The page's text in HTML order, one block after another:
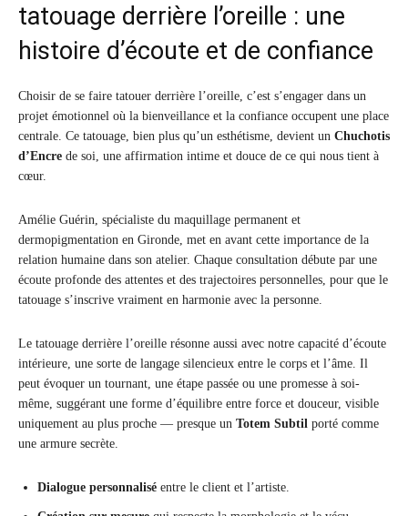
tatouage derrière l’oreille : une
histoire d’écoute et de confiance
Choisir de se faire tatouer derrière l’oreille, c’est s’engager dans un
projet émotionnel où la bienveillance et la confiance occupent une place
centrale. Ce tatouage, bien plus qu’un esthétisme, devient un Chuchotis
d’Encre de soi, une affirmation intime et douce de ce qui nous tient à
cœur.
Amélie Guérin, spécialiste du maquillage permanent et
dermopigmentation en Gironde, met en avant cette importance de la
relation humaine dans son atelier. Chaque consultation débute par une
écoute profonde des attentes et des trajectoires personnelles, pour que le
tatouage s’inscrive vraiment en harmonie avec la personne.
Le tatouage derrière l’oreille résonne aussi avec notre capacité d’écoute
intérieure, une sorte de langage silencieux entre le corps et l’âme. Il
peut évoquer un tournant, une étape passée ou une promesse à soi-
même, suggérant une forme d’équilibre entre force et douceur, visible
uniquement au plus proche — presque un Totem Subtil porté comme
une armure secrète.
Dialogue personnalisé entre le client et l’artiste.